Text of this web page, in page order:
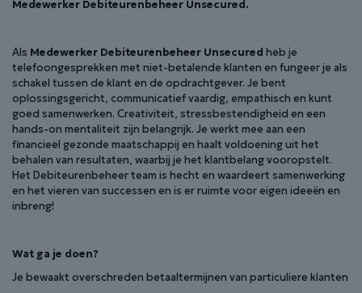
Medewerker Debiteurenbeheer Unsecured.
Als Medewerker Debiteurenbeheer Unsecured heb je
telefoongesprekken met niet-betalende klanten en fungeer je als
schakel tussen de klant en de opdrachtgever. Je bent
oplossingsgericht, communicatief vaardig, empathisch en kunt
goed samenwerken. Creativiteit, stressbestendigheid en een
hands-on mentaliteit zijn belangrijk. Je werkt mee aan een
financieel gezonde maatschappij en haalt voldoening uit het
behalen van resultaten, waarbij je het klantbelang vooropstelt.
Het Debiteurenbeheer team is hecht en waardeert samenwerking
en het vieren van successen en is er ruimte voor eigen ideeën en
inbreng!
Wat ga je doen?
Je bewaakt overschreden betaaltermijnen van particuliere klanten